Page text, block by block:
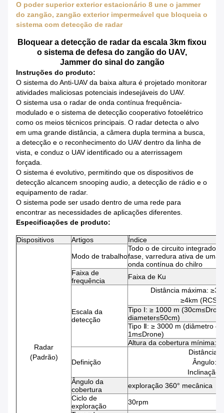
O poder superior exterior estacionário 8 une o jammer
do zangão, zangão exterior impermeável que bloqueia o
sistema com detecção de radar
Bloquear a detecção de radar da escala 3km fixou
o sistema de defesa do zangão do UAV,
Jammer do sinal do zangão
Instruções do produto:
O sistema do Anti-UAV da baixa altura é projetado monitorar
atividades maliciosas potenciais indesejáveis do UAV.
O sistema usa o radar de onda contínua frequência-
modulado e o sistema de detecção cooperativo fotoelétrico
como os meios técnicos principais. O radar detecta o alvo
em uma grande distância, a câmera dupla termina a busca,
a detecção e o reconhecimento do UAV dentro da linha de
vista, e conduz o UAV identificado ou a aterrissagem
forçada.
O sistema é evolutivo, permitindo que os dispositivos de
detecção alcancem snooping audio, a detecção de rádio e o
equipamento de radar.
O sistema pode ser usado dentro de uma rede para
encontrar as necessidades de aplicações diferentes.
Especificações de produto:
Dispositivos Artigos Índice
Radar
(Padrão)
Modo de trabalho
Todo o de circuito integrado,
fase, varredura ativa de uma
onda contínua do chilro
Faixa de
frequência
Faixa de Ku
Escala da
detecção
Distância máxima:
≥4km
Tipo Ⅰ: ≥ 1000 m
diameter≤50cm)
Tipo Ⅱ: ≥ 3000 m (diâmetro
1m≤Drone)
Altura da cobertura mínima:
Definição
Distância:
Ângulo:
Inclinação:
Ângulo da
cobertura
exploração 360° mecânica
Ciclo de
exploração
30rpm